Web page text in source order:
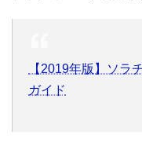
【2019年版】ソラ
ガイド